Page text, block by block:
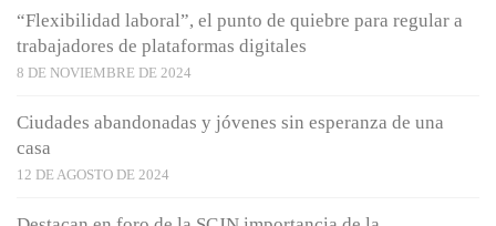
“Flexibilidad laboral”, el punto de quiebre para regular a
trabajadores de plataformas digitales
8 DE NOVIEMBRE DE 2024
Ciudades abandonadas y jóvenes sin esperanza de una
casa
12 DE AGOSTO DE 2024